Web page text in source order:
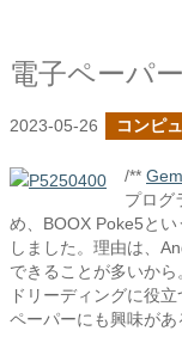
2023-05-26 コンピ
/**
プログ
め、BOOX Poke5と
しました。理由は、
できることが多いか
ドリーディングに役
ペーパーにも興味があ